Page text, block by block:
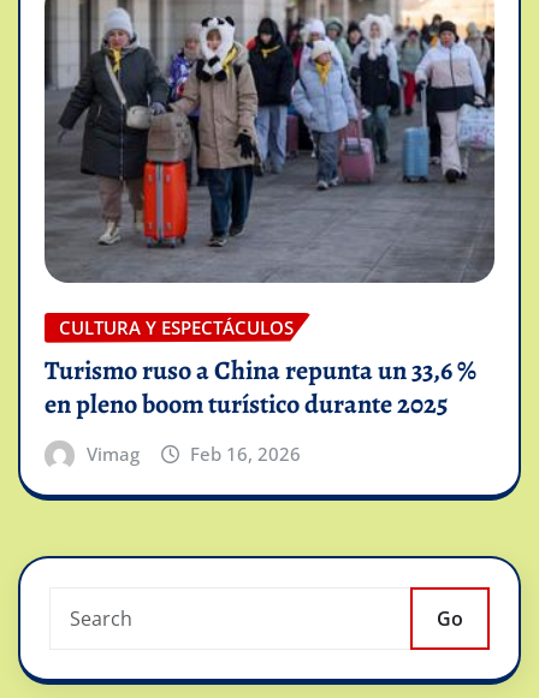
CULTURA Y ESPECTÁCULOS
Turismo ruso a China repunta un 33,6 %
en pleno boom turístico durante 2025
Vimag Feb 16, 2026
Go